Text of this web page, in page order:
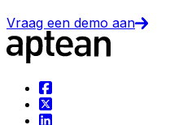
Vraag een demo aan